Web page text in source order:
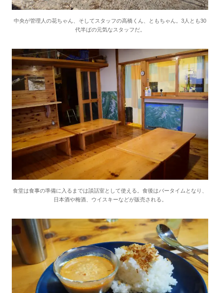
中央が管理人の花ちゃん、そしてスタッフの高橋くん、ともちゃん。3人とも30
代半ばの元気なスタッフだ。
食堂は食事の準備に入るまでは談話室として使える。食後はバータイムとなり、
日本酒や梅酒、ウイスキーなどが販売される。